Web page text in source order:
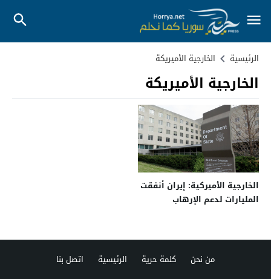
الرئيسية الخارجية الأميريكة
الخارجية الأميريكة
الخارجية الأميركية: إيران أنفقت
المليارات لدعم الإرهاب
من نحن كلمة حرية الرئيسية
اتصل بنا